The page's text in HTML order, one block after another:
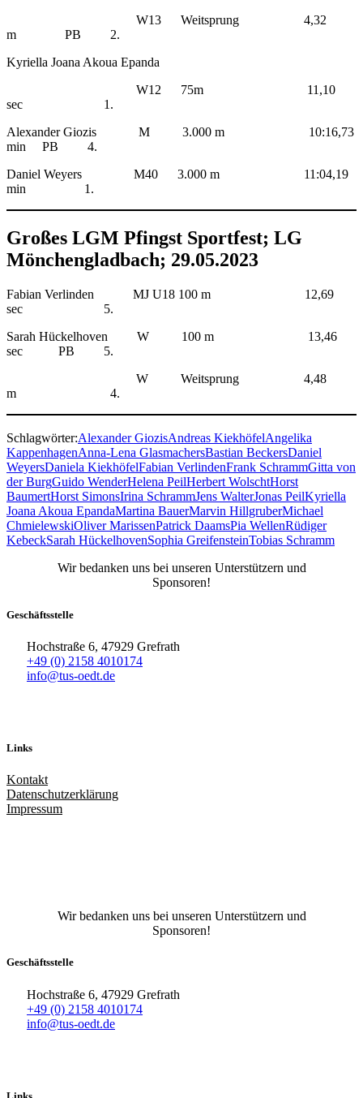
W13 Weitsprung 4,32
m PB 2.
Kyriella Joana Akoua Epanda
W12 75m 11,10
sec 1.
Alexander Giozis M 3.000 m 10:16,73
min PB 4.
Daniel Weyers M40 3.000 m 11:04,19
min 1.
Großes LGM Pfingst Sportfest; LG
Mönchengladbach; 29.05.2023
Fabian Verlinden MJ U18 100 m 12,69
sec 5.
Sarah Hückelhoven W 100 m 13,46
sec PB 5.
W Weitsprung 4,48
m 4.
Schlagwörter:Alexander GiozisAndreas KiekhöfelAngelika
KappenhagenAnna-Lena GlasmachersBastian BeckersDaniel
WeyersDaniela KiekhöfelFabian VerlindenFrank SchrammGitta von
der BurgGuido WenderHelena PeilHerbert WolschtHorst
BaumertHorst SimonsIrina SchrammJens WalterJonas PeilKyriella
Joana Akoua EpandaMartina BauerMarvin HillgruberMichael
ChmielewskiOliver MarissenPatrick DaamsPia WellenRüdiger
KebeckSarah HückelhovenSophia GreifensteinTobias Schramm
Wir bedanken uns bei unseren Unterstützern und
Sponsoren!
Geschäftsstelle
Hochstraße 6, 47929 Grefrath
+49 (0) 2158 4010174
info@tus-oedt.de
Links
Kontakt
Datenschutzerklärung
Impressum
Wir bedanken uns bei unseren Unterstützern und
Sponsoren!
Geschäftsstelle
Hochstraße 6, 47929 Grefrath
+49 (0) 2158 4010174
info@tus-oedt.de